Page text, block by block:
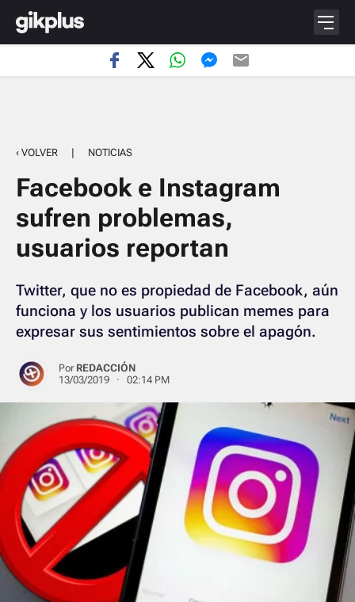
‹ VOLVER | NOTICIAS
Facebook e Instagram
sufren problemas,
usuarios reportan
Twitter, que no es propiedad de Facebook, aún
funciona y los usuarios publican memes para
expresar sus sentimientos sobre el apagón.
Por REDACCIÓN
13/03/2019 · 02:14 PM